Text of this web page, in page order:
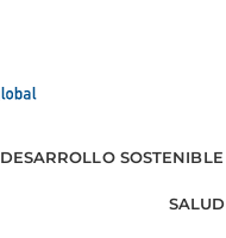
DESARROLLO SOSTENIBLE
SALUD